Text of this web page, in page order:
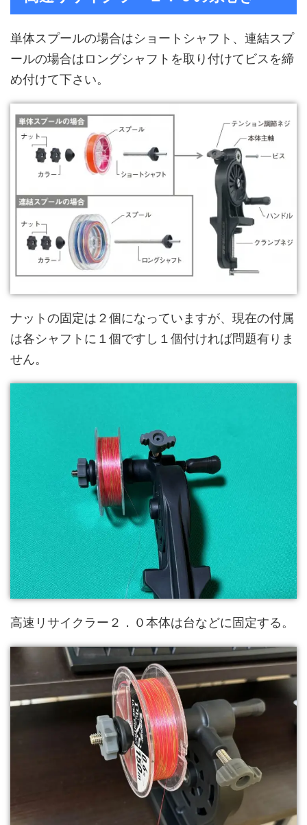
単体スプールの場合はショートシャフト、連結スプ
ールの場合はロングシャフトを取り付けてビスを締
め付けて下さい。
ナットの固定は２個になっていますが、現在の付属
は各シャフトに１個ですし１個付ければ問題有りま
せん。
高速リサイクラー２．０本体は台などに固定する。